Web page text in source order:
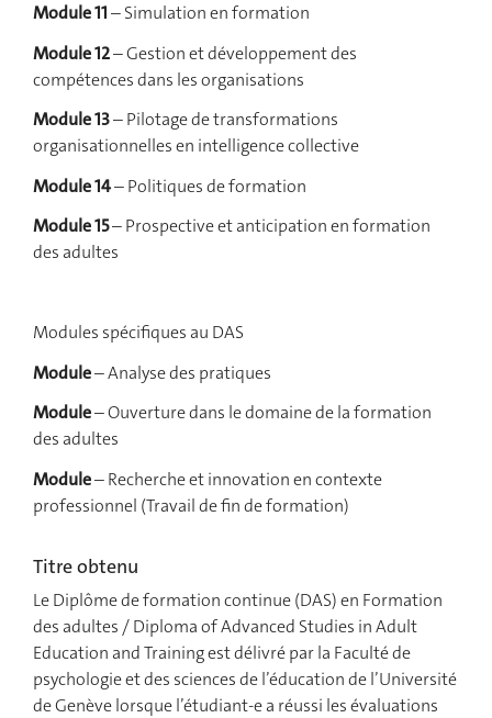
Module 11– Simulation en formation
Module 12– Gestion et développement des
compétences dans les organisations
Module 13– Pilotage de transformations
organisationnelles en intelligence collective
Module 14– Politiques de formation
Module 15– Prospective et anticipation en formation
des adultes
Modules spécifiques au DAS
Module– Analyse des pratiques
Module– Ouverture dans le domaine de la formation
des adultes
Module– Recherche et innovation en contexte
professionnel (Travail de fin de formation)
Titre obtenu
Le Diplôme de formation continue (DAS) en Formation
des adultes / Diploma of Advanced Studies in Adult
Education and Training est délivré par la Faculté de
psychologie et des sciences de l’éducation de l’Université
de Genève lorsque l’étudiant-e a réussi les évaluations